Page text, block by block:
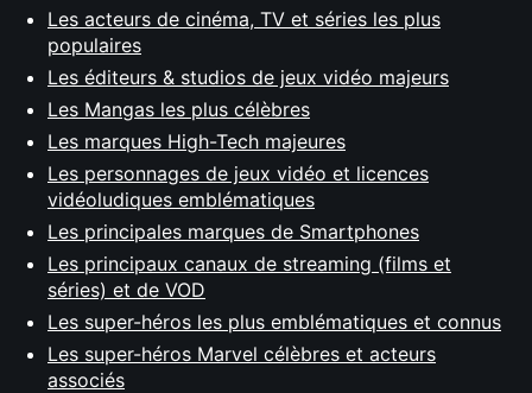
Les acteurs de cinéma, TV et séries les plus
populaires
Les éditeurs & studios de jeux vidéo majeurs
Les Mangas les plus célèbres
Les marques High-Tech majeures
Les personnages de jeux vidéo et licences
vidéoludiques emblématiques
Les principales marques de Smartphones
Les principaux canaux de streaming (films et
séries) et de VOD
Les super-héros les plus emblématiques et connus
Les super-héros Marvel célèbres et acteurs
associés